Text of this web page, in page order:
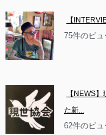
【
75件のビュ
【NEWS
た新...
62件のビュ